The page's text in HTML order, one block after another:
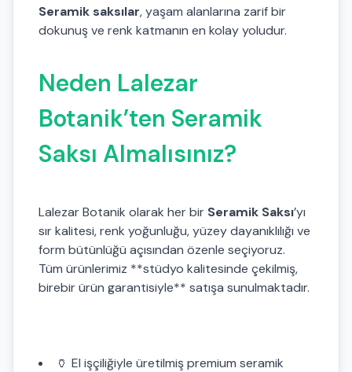
Seramik saksılar, yaşam alanlarına zarif bir
dokunuş ve renk katmanın en kolay yoludur.
Neden Lalezar
Botanik’ten Seramik
Saksı Almalısınız?
Lalezar Botanik olarak her bir Seramik Saksı’yı
sır kalitesi, renk yoğunluğu, yüzey dayanıklılığı ve
form bütünlüğü açısından özenle seçiyoruz.
Tüm ürünlerimiz **stüdyo kalitesinde çekilmiş,
birebir ürün garantisiyle** satışa sunulmaktadır.
🏺 El işçiliğiyle üretilmiş premium seramik